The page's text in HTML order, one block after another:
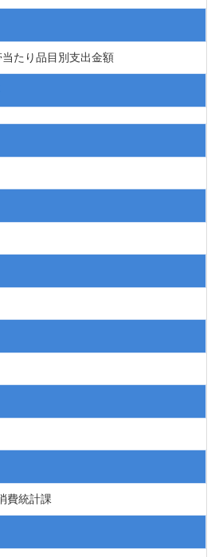
たり品目別支出金額
費統計課